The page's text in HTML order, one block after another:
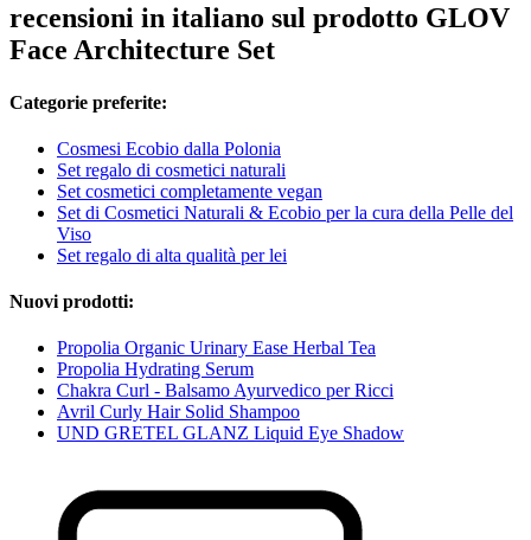
recensioni in italiano sul prodotto GLOV
Face Architecture Set
Categorie preferite:
Cosmesi Ecobio dalla Polonia
Set regalo di cosmetici naturali
Set cosmetici completamente vegan
Set di Cosmetici Naturali & Ecobio per la cura della Pelle del
Viso
Set regalo di alta qualità per lei
Nuovi prodotti:
Propolia Organic Urinary Ease Herbal Tea
Propolia Hydrating Serum
Chakra Curl - Balsamo Ayurvedico per Ricci
Avril Curly Hair Solid Shampoo
UND GRETEL GLANZ Liquid Eye Shadow